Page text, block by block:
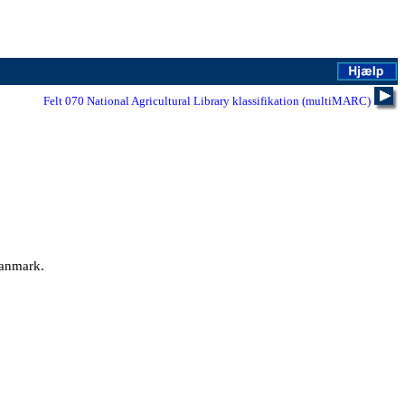
Felt 070 National Agricultural Library klassifikation (multiMARC)